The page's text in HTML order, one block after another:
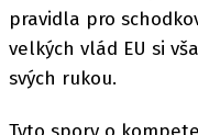
pravidla pro
velkých vlád EU si
svých rukou.